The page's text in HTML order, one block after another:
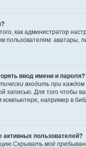
как администратор
аватары,
ввод имени и пароля?
входить при
записью. Для того
например в
активных пользователей?
Скрывать моё